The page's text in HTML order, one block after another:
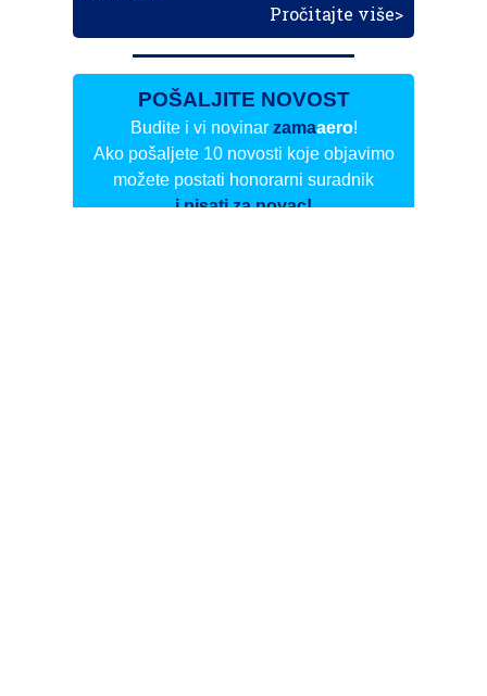
Pročitajte više>
POŠALJITE NOVOST
Budite i vi novinar zamaaero!
Ako pošaljete 10 novosti koje objavimo
možete postati honorarni suradnik
i pisati za novac!